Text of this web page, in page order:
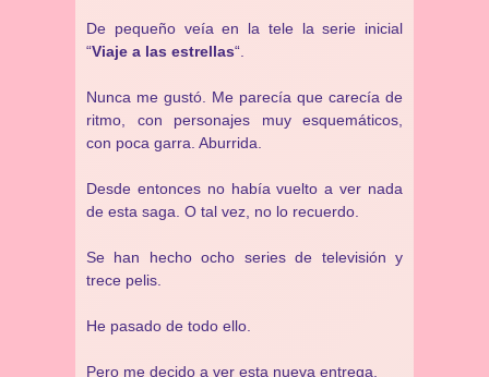
De pequeño veía en la tele la serie inicial
“Viaje a las estrellas“.
Nunca me gustó. Me parecía que carecía de
ritmo, con personajes muy esquemáticos,
con poca garra. Aburrida.
Desde entonces no había vuelto a ver nada
de esta saga. O tal vez, no lo recuerdo.
Se han hecho ocho series de televisión y
trece pelis.
He pasado de todo ello.
Pero me decido a ver esta nueva entrega.